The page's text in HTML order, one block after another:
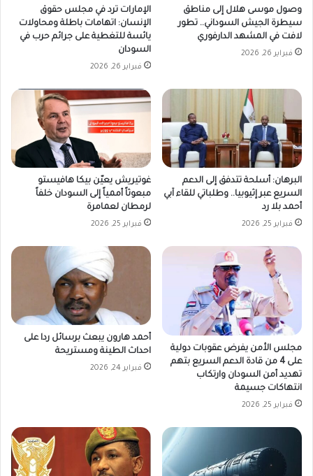
وصول موسى هلال إلى مناطق
سيطرة الجيش السوداني.. تطور
لافت في المشهد الدارفوري
فبراير 26, 2026
الإمارات ترد في مجلس حقوق
الإنسان: اتهامات باطلة ومحاولات
يائسة للتغطية على جرائم حرب في
السودان
فبراير 26, 2026
البرهان: أسلحة تتدفق إلى الدعم
السريع عبر إثيوبيا.. وطلباتي للقاء آبي
أحمد بلا رد
فبراير 25, 2026
غوتيريش يعيّن بيكا هافيستو
مبعوثاً أممياً إلى السودان خلفاً
لرمطان لعمامرة
فبراير 25, 2026
مجلس الأمن يفرض عقوبات دولية
على 4 من قادة الدعم السريع بتهم
تهديد أمن السودان وارتكاب
انتهاكات جسيمة
فبراير 25, 2026
أحمد هارون يبعث برسائل ردا على
احداث الطينة ومستريحة
فبراير 24, 2026